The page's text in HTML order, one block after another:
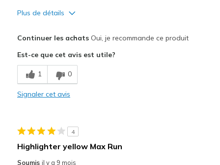
Plus de détails
Le contre
Need Break In
Feels true to width
Sizing
Feels true to size
Continuer les achatsOui, je recommande ce produit
Est-ce que cet avis est utile?
1 0
Signaler cet avis
4
Highlighter yellow Max Run
Soumis il y a 9 mois